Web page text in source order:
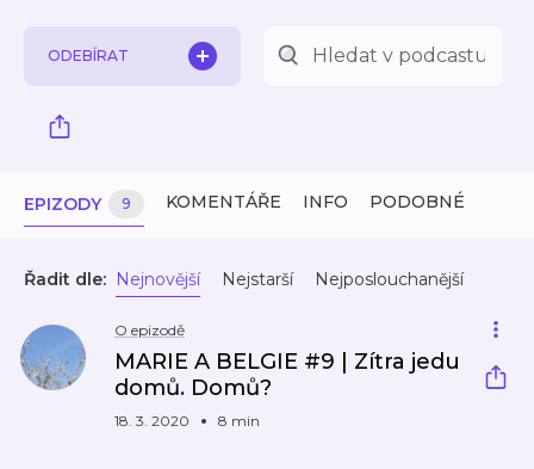
ODEBÍRAT
EPIZODY 9 KOMENTÁŘE INFO PODOBNÉ
Řadit dle: Nejnovější Nejstarší Nejposlouchanější
O epizodě
MARIE A BELGIE #9 | Zítra jedu
domů. Domů?
18. 3. 2020 8 min